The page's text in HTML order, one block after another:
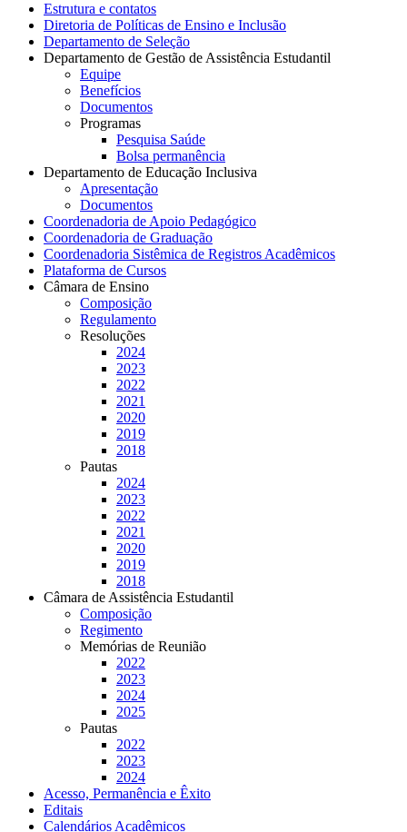
Estrutura e contatos
Diretoria de Políticas de Ensino e Inclusão
Departamento de Seleção
Departamento de Gestão de Assistência Estudantil
Equipe
Benefícios
Documentos
Programas
Pesquisa Saúde
Bolsa permanência
Departamento de Educação Inclusiva
Apresentação
Documentos
Coordenadoria de Apoio Pedagógico
Coordenadoria de Graduação
Coordenadoria Sistêmica de Registros Acadêmicos
Plataforma de Cursos
Câmara de Ensino
Composição
Regulamento
Resoluções
2024
2023
2022
2021
2020
2019
2018
Pautas
2024
2023
2022
2021
2020
2019
2018
Câmara de Assistência Estudantil
Composição
Regimento
Memórias de Reunião
2022
2023
2024
2025
Pautas
2022
2023
2024
Acesso, Permanência e Êxito
Editais
Calendários Acadêmicos